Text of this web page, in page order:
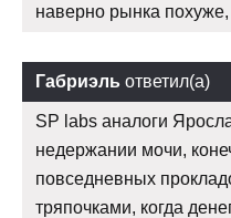
наверно рынка похуже,
Габриэль ответил(а)
SP labs аналоги
недержании мочи,
повседневных
тряпочками, когда